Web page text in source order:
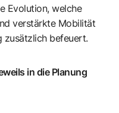
Evolution, welche
verstärkte Mobilität
zusätzlich befeuert.
in die Planung